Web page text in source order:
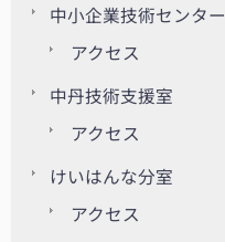
中小企業技術センター
アクセス
中丹技術支援室
アクセス
けいはんな分室
アクセス